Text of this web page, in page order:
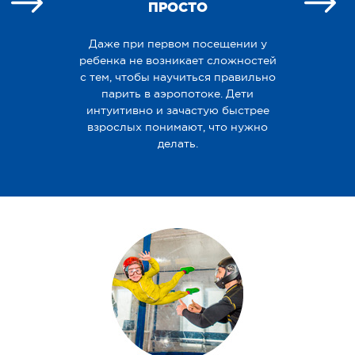
ПРОСТО
Даже при первом посещении у
ребенка не возникает сложностей
с тем, чтобы научиться правильно
парить в аэропотоке. Дети
интуитивно и зачастую быстрее
взрослых понимают, что нужно
делать.